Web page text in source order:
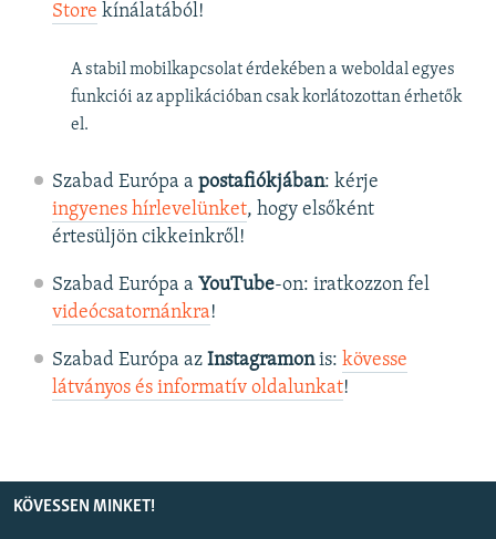
Store kínálatából!
A stabil mobilkapcsolat érdekében a weboldal egyes
funkciói az applikációban csak korlátozottan érhetők
el.
Szabad Európa a postafiókjában: kérje
ingyenes hírlevelünket, hogy elsőként
értesüljön cikkeinkről!
Szabad Európa a YouTube-on: iratkozzon fel
videócsatornánkra!
Szabad Európa az Instagramonis: kövesse
látványos és informatív oldalunkat! ​
KÖVESSEN MINKET!